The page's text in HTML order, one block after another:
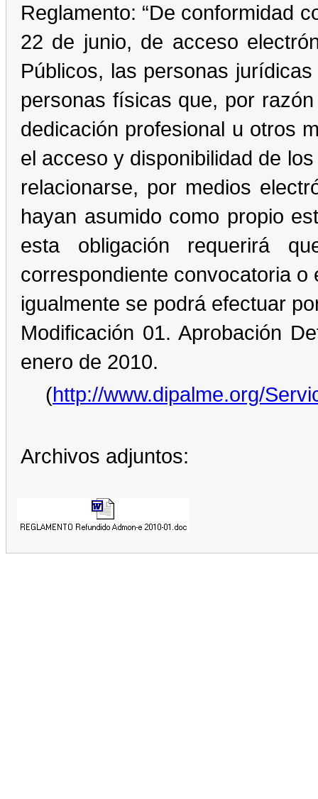
Reglamento: “De conformidad
22 de junio, de acceso
Públicos, las personas
personas físicas que, por
dedicación profesional u otros
el acceso y disponibilidad de
relacionarse, por medios
hayan asumido como propio
esta obligación requerirá
correspondiente convocatoria
igualmente se podrá efectuar
Modificación 01. Aprobación
enero de 2010.
(http://www.dipalme.org/
Archivos adjuntos: